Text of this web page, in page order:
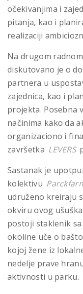
očekivanjima i
pitanja, kao i
realizaciji
Na drugom
diskutovano je o
partnera u
zajednica, kao i
projekta. Posebna
načinima kako da
organizaciono i
završetka LEVERS
Sastanak je
kolektivu
udruženo kreiraju
okviru ovog
postoji staklenik
okoline uče o
kojoj žene iz
nedelje prave
aktivnosti u parku.